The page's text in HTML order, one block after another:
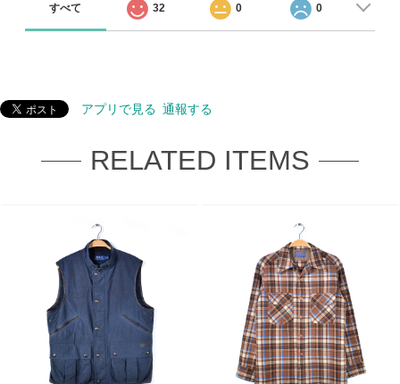
すべて 32 0 0
アプリで見る 通報する
RELATED ITEMS